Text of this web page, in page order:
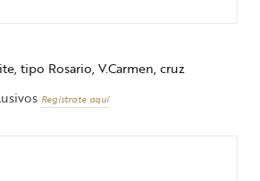
tipo Rosario, V.Carmen, cruz
Regístrate aquí